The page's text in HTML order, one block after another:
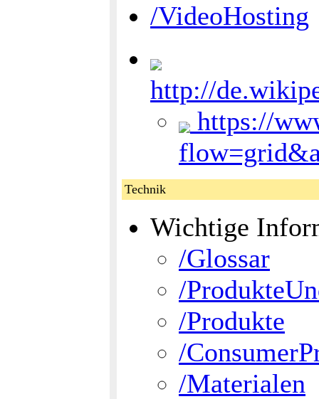
/VideoHosting
http://
https://
Technik
Wichtige
/Glossar
/
/Produkte
/
/Materialen